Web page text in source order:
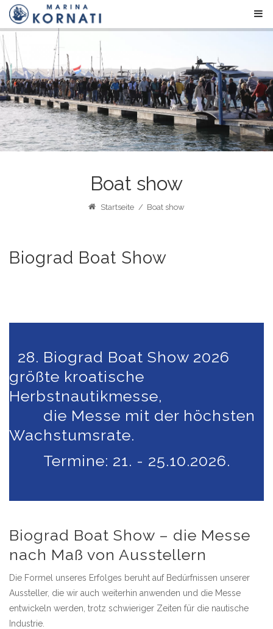
Boat show
Startseite / Boat show
Biograd Boat Show
28. Biograd Boat Show 2026
größte kroatische
Herbstnautikmesse,
die Messe mit der höchsten
Wachstumsrate.
Termine: 21. - 25.10.2026.
Biograd Boat Show – die Messe
nach Maß von Ausstellern
Die Formel unseres Erfolges beruht auf Bedürfnissen unserer
Aussteller, die wir auch weiterhin anwenden und die Messe
entwickeln werden, trotz schwieriger Zeiten für die nautische
Industrie.